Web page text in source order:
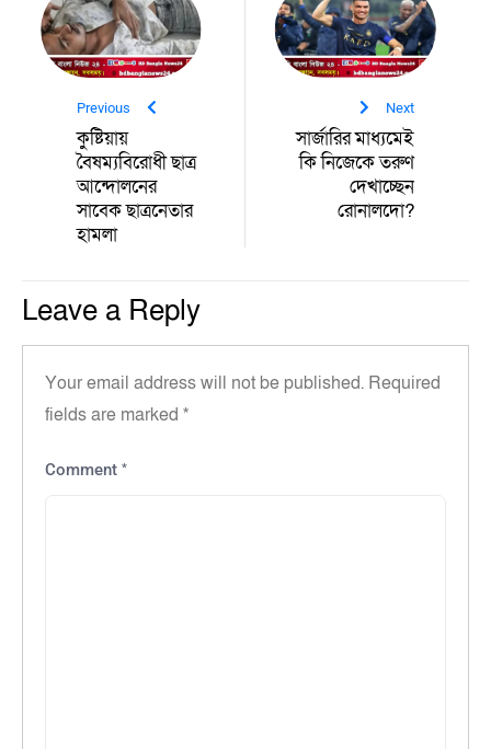
Previous
কুষ্টিয়ায়
বৈষম্যবিরোধী ছাত্র
আন্দোলনের
সাবেক ছাত্রনেতার
হামলা
Next
সার্জারির মাধ্যমেই
কি নিজেকে তরুণ
দেখাচ্ছেন
রোনালদো?
Leave a Reply
Your email address will not be published. Required
fields are marked *
Comment *